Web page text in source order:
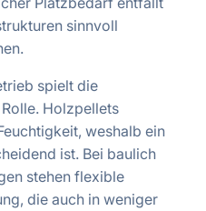
sinnvoll
spielt die
Holzpellets
weshalb ein
ist. Bei baulich
stehen flexible
die auch in weniger